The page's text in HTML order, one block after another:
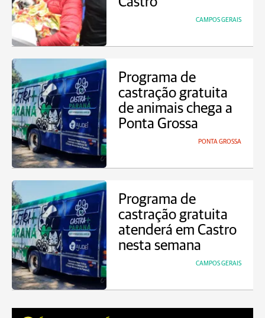
CAMPOS GERAIS
Programa de
castração gratuita
de animais chega a
Ponta Grossa
PONTA GROSSA
Programa de
castração gratuita
atenderá em Castro
nesta semana
CAMPOS GERAIS